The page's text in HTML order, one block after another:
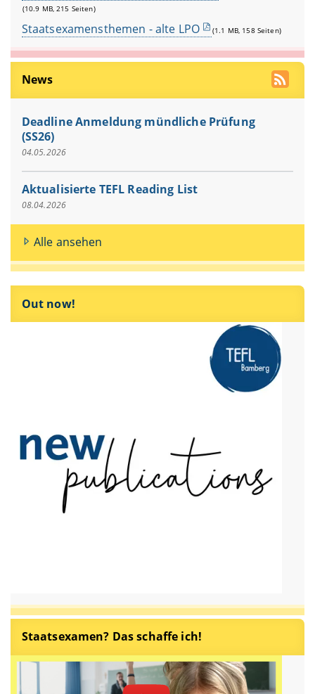
(10.9 MB, 215 Seiten)
Staatsexamensthemen - alte LPO (1.1 MB, 158 Seiten)
News
Deadline Anmeldung mündliche Prüfung
(SS26)
04.05.2026
Aktualisierte TEFL Reading List
08.04.2026
Alle ansehen
Out now!
Staatsexamen? Das schaffe ich!